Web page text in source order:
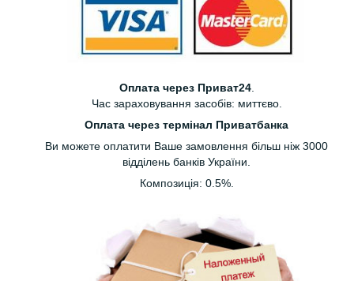
Оплата через Приват24.
Час зараховування засобів: миттєво.
Оплата через термінал Приватбанка
Ви можете оплатити Ваше замовлення більш ніж 3000
відділень банків України.
Композиція: 0.5%.